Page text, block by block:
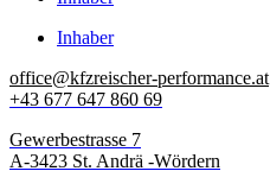
Inhaber
office@kfzreischer-performance.at
+43 677 647 860 69
Gewerbestrasse 7
A-3423 St. Andrä -Wördern